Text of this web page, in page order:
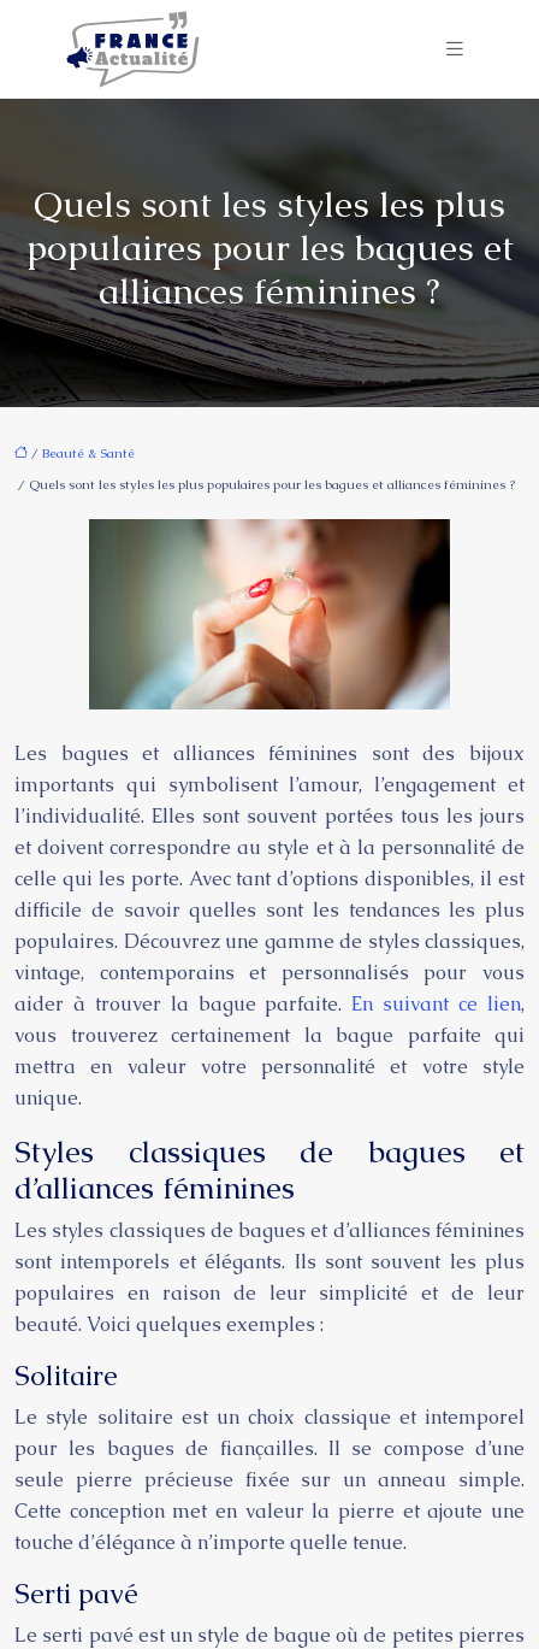
Quels sont les styles les plus
populaires pour les bagues et
alliances féminines ?
/ Beauté & Santé
/ Quels sont les styles les plus populaires pour les bagues et alliances féminines ?
Les bagues et alliances féminines sont des bijoux
importants qui symbolisent l’amour, l’engagement et
l’individualité. Elles sont souvent portées tous les jours
et doivent correspondre au style et à la personnalité de
celle qui les porte. Avec tant d’options disponibles, il est
difficile de savoir quelles sont les tendances les plus
populaires. Découvrez une gamme de styles classiques,
vintage, contemporains et personnalisés pour vous
aider à trouver la bague parfaite. En suivant ce lien,
vous trouverez certainement la bague parfaite qui
mettra en valeur votre personnalité et votre style
unique.
Styles classiques de bagues et
d’alliances féminines
Les styles classiques de bagues et d’alliances féminines
sont intemporels et élégants. Ils sont souvent les plus
populaires en raison de leur simplicité et de leur
beauté. Voici quelques exemples :
Solitaire
Le style solitaire est un choix classique et intemporel
pour les bagues de fiançailles. Il se compose d’une
seule pierre précieuse fixée sur un anneau simple.
Cette conception met en valeur la pierre et ajoute une
touche d’élégance à n’importe quelle tenue.
Serti pavé
Le serti pavé est un style de bague où de petites pierres